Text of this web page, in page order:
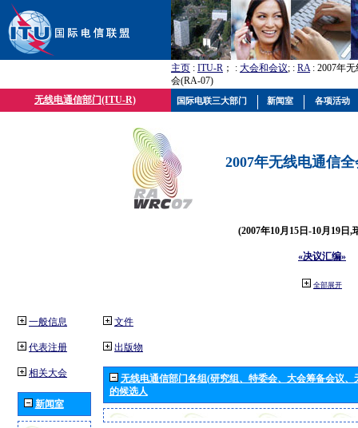
主页 : ITU-R ； : 大会和会议; : RA: 2007年
会(RA-07)
无线电通信部门(ITU-R)
2007年无线电通信
(2007年10月15日-10月19日,
«决议汇编»
全部展开
一般信息
代表注册
相关大会
新闻室
文件
出版物
无线电通信部门各组(研究组、特委会、大会筹备会议
的候选人
国际电联三大部门 新闻室 各项活动